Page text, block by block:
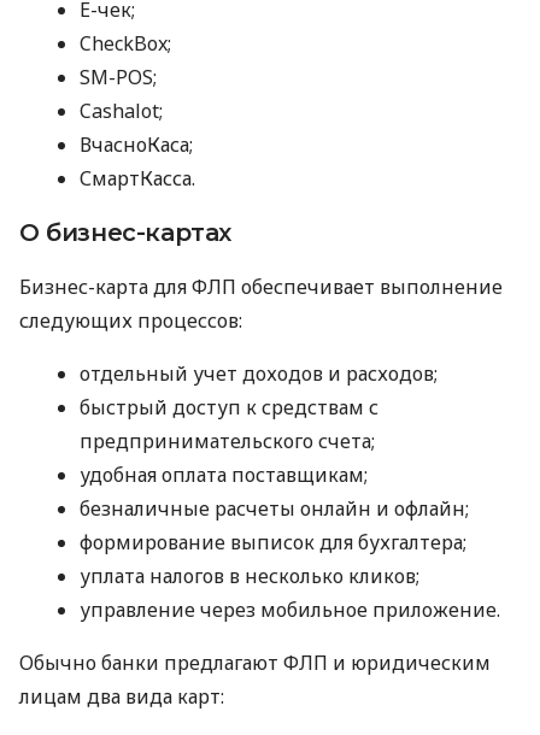
E-чек;
CheckBox;
SM-POS;
Cashalot;
ВчасноКаса;
СмартКасса.
О бизнес-картах
Бизнес-карта для ФЛП обеспечивает выполнение
следующих процессов:
отдельный учет доходов и расходов;
быстрый доступ к средствам с
предпринимательского счета;
удобная оплата поставщикам;
безналичные расчеты онлайн и офлайн;
формирование выписок для бухгалтера;
уплата налогов в несколько кликов;
управление через мобильное приложение.
Обычно банки предлагают ФЛП и юридическим
лицам два вида карт: